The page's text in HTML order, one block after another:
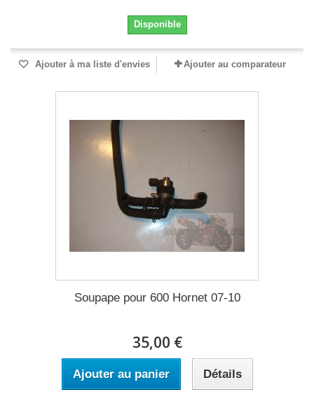
Disponible
Ajouter à ma liste d'envies Ajouter au comparateur
Soupape pour 600 Hornet 07-10
35,00 €
Ajouter au panier Détails